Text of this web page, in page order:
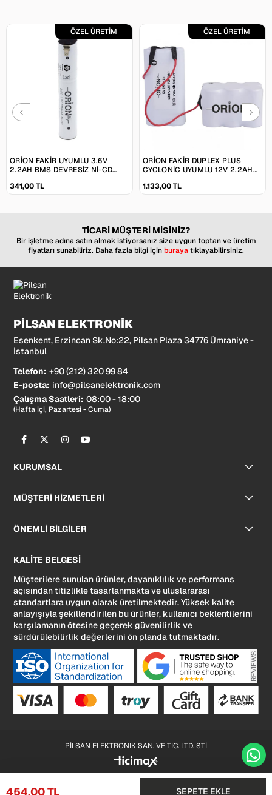
ORION FAKIR UYUMLU 3.6V
2.2AH BMS DEVRESIZ NI-CD
341,00 TL
ÖZEL ÜRETİM
ORION FAKIR DUPLEX PLUS
CYCLONIC UYUMLU 12V 2.2AH
BATARYASI
1.133,00 TL
ÖZEL ÜRETİM
TİCARİ MÜŞTERİ MİSİNİZ?
Bir işletme adına satın almak istiyorsanız size uygun toptan ve üretim
fiyatları sunabiliriz. Daha fazla bilgi için burayatıklayabilirsiniz.
PİLSAN ELEKTRONİK
Esenkent, Erzincan Sk.No:22, Pilsan Plaza 34776 Ümraniye -
İstanbul
Telefon: +90 (212) 320 99 84
E-posta: info@pilsanelektronik.com
Çalışma Saatleri: 08:00 - 18:00
(Hafta içi, Pazartesi - Cuma)
KURUMSAL
MÜŞTERİ HİZMETLERİ
ÖNEMLİ BİLGİLER
KALİTE BELGESİ
Müşterilere sunulan ürünler, dayanıklılık ve performans
açısından titizlikle tasarlanmakta ve uluslararası
standartlara uygun olarak üretilmektedir. Yüksek kalite
anlayışıyla şekillendirilen bu ürünler, kullanıcı beklentilerini
karşılamanın ötesine geçerek güvenilirlik ve
sürdürülebilirlik değerlerini ön planda tutmaktadır.
PİLSAN ELEKTRONIK SAN. VE TIC. LTD. STİ
454,00 TL